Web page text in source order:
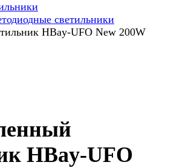
светильники
HBay-UFO New 200W
HBay-UFO